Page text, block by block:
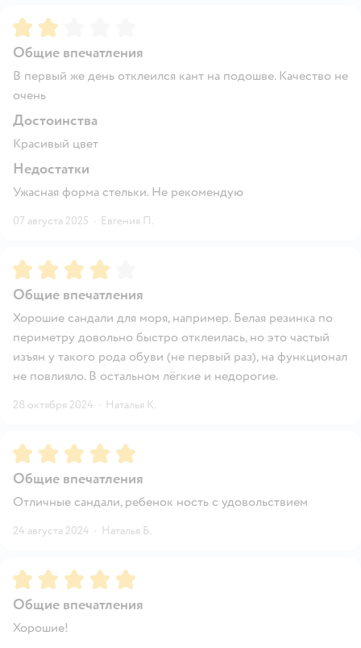
Рейтинг:
Общие впечатления
В первый же день отклеился кант на подошве. Качество не
очень
Достоинства
Красивый цвет
Недостатки
Ужасная форма стельки. Не рекомендую
07 августа 2025 · Евгения П.
Рейтинг:4
Общие впечатления
Хорошие сандали для моря, например. Белая резинка по
периметру довольно быстро отклеилась, но это частый
изъян у такого рода обуви (не первый раз), на функционал
не повлияло. В остальном лëгкие и недорогие.
28 октября 2024 · Наталья К.
Рейтинг:5
Общие впечатления
Отличные сандали, ребенок ность с удовольствием
24 августа 2024 · Наталья Б.
Рейтинг:5
Общие впечатления
Хорошие!